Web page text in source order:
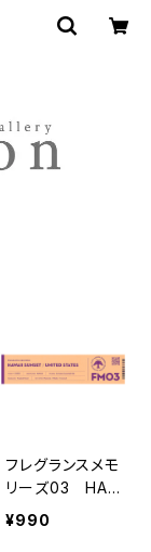
フレグランスメモ
リーズ03 HA
WAII SUNSET
¥990